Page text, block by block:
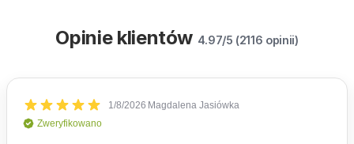
Opinie klientów 4.97/5 (2116 opinii)